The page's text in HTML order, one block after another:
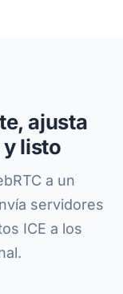
ajusta
y listo
a un
servidores
ICE a los